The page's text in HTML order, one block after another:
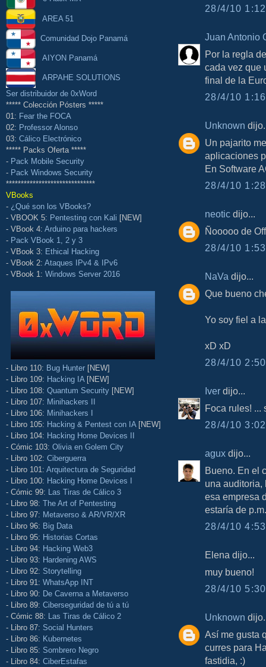
AREA 51
Comunidad Dojo Panamá
AIYON Panamá
ARPAHE SOLUTIONS
Ser distribuidor de 0xWord
***** Colección Pósters *****
01: Fear the FOCA
02: Professor Alonso
03: Cálico Electrónico
***** Packs Oferta *****
- Pack Mobile Security
- Pack Windows Security
******************************
VBooks
- ¿Qué son los VBooks?
- VBOOK 5: Pentesting con Kali [NEW]
- VBook 4: Arduino para hackers
- Pack VBook 1, 2 y 3
- VBook 3: Ethical Hacking
- VBook 2: Ataques IPv4 & IPv6
- VBook 1: Windows Server 2016
- Libro 110: Bug Hunter [NEW]
- Libro 109: Hacking IA [NEW]
- Libro 108: Quantum Security [NEW]
- Libro 107: Minihackers II
- Libro 106: Minihackers I
- Libro 105: Hacking & Pentest con IA [NEW]
- Libro 104: Hacking Home Devices II
- Cómic 103: Olivia en Golem City
- Libro 102: Ciberguerra
- Libro 101: Arquitectura de Seguridad
- Libro 100: Hacking Home Devices I
- Cómic 99: Las Tiras de Cálico 3
- Libro 98: The Art of Pentesting
- Libro 97: Metaverso & AR/VR/XR
- Libro 96: Big Data
- Libro 95: Historias Cortas
- Libro 94: Hacking Web3
- Libro 93: Hardening AWS
- Libro 92: Storytelling
- Libro 91: WhatsApp INT
- Libro 90: De Caverna a Metaverso
- Libro 89: Ciberseguridad de tú a tú
- Cómic 88: Las Tiras de Cálico 2
- Libro 87: Social Hunters
- Libro 86: Kubernetes
- Libro 85: Sombrero Negro
- Libro 84: CiberEstafas
28/4/10
Juan Antonio
Por la regla
cada vez que
final de la
28/4/10
Unknown
Un pajarito
aplicaciones
En Software
28/4/10
neotic dijo...
Ñooooo de
28/4/10
NaVa dijo...
Que bueno
Yo soy fiel a
xD xD
28/4/10
Iver dijo...
Foca rules! ...
28/4/10
agux dijo...
Bueno. En el
una auditoria,
esa empresa
estaría de p.m.
28/4/10
Elena dijo...
muy bueno!
28/4/10
Unknown
Así me gusta
curres para
fastidia, :)